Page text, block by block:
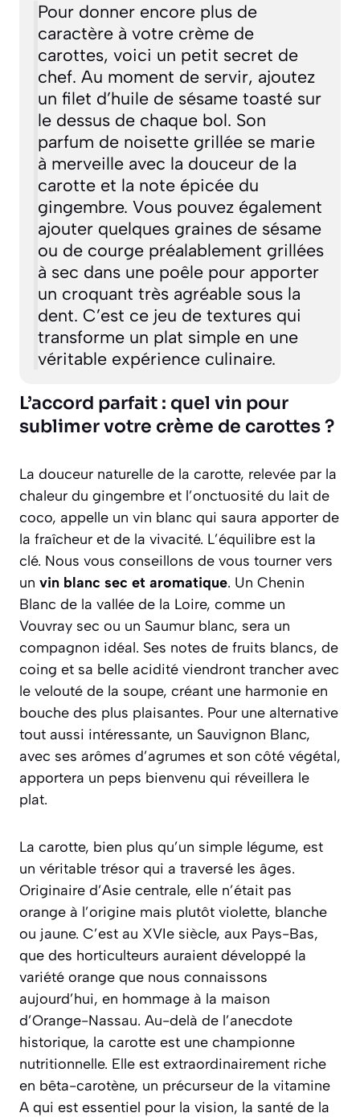
Pour donner encore plus de
caractère à votre crème de
carottes, voici un petit secret de
chef. Au moment de servir, ajoutez
un filet d’huile de sésame toasté sur
le dessus de chaque bol. Son
parfum de noisette grillée se marie
à merveille avec la douceur de la
carotte et la note épicée du
gingembre. Vous pouvez également
ajouter quelques graines de sésame
ou de courge préalablement grillées
à sec dans une poêle pour apporter
un croquant très agréable sous la
dent. C’est ce jeu de textures qui
transforme un plat simple en une
véritable expérience culinaire.
L’accord parfait : quel vin pour
sublimer votre crème de carottes ?
La douceur naturelle de la carotte, relevée par la
chaleur du gingembre et l’onctuosité du lait de
coco, appelle un vin blanc qui saura apporter de
la fraîcheur et de la vivacité. L’équilibre est la
clé. Nous vous conseillons de vous tourner vers
un vin blanc sec et aromatique. Un Chenin
Blanc de la vallée de la Loire, comme un
Vouvray sec ou un Saumur blanc, sera un
compagnon idéal. Ses notes de fruits blancs, de
coing et sa belle acidité viendront trancher avec
le velouté de la soupe, créant une harmonie en
bouche des plus plaisantes. Pour une alternative
tout aussi intéressante, un Sauvignon Blanc,
avec ses arômes d’agrumes et son côté végétal,
apportera un peps bienvenu qui réveillera le
plat.
La carotte, bien plus qu’un simple légume, est
un véritable trésor qui a traversé les âges.
Originaire d’Asie centrale, elle n’était pas
orange à l’origine mais plutôt violette, blanche
ou jaune. C’est au XVIe siècle, aux Pays-Bas,
que des horticulteurs auraient développé la
variété orange que nous connaissons
aujourd’hui, en hommage à la maison
d’Orange-Nassau. Au-delà de l’anecdote
historique, la carotte est une championne
nutritionnelle. Elle est extraordinairement riche
en bêta-carotène, un précurseur de la vitamine
A qui est essentiel pour la vision, la santé de la